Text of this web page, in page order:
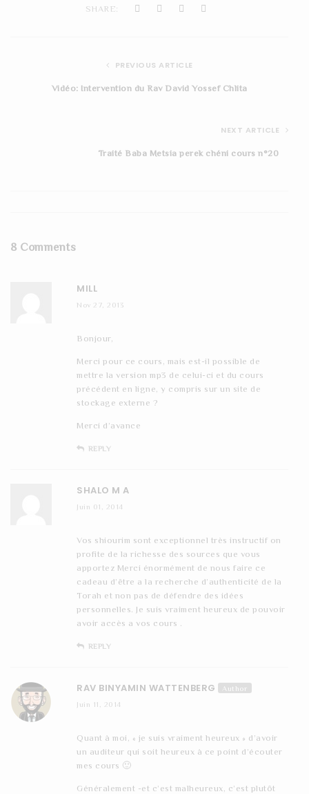
SHARE:
PREVIOUS ARTICLE
Vidéo: Intervention du Rav David Yossef Chlita
NEXT ARTICLE
Traité Baba Metsia perek chéni cours n°20
8 Comments
MILL
Nov 27, 2013
Bonjour,
Merci pour ce cours, mais est-il possible de
mettre la version mp3 de celui-ci et du cours
précédent en ligne, y compris sur un site de
stockage externe ?
Merci d’avance
REPLY
SHALO M A
Juin 01, 2014
Vos shiourim sont exceptionnel très instructif on
profite de la richesse des sources que vous
apportez Merci énormément de nous faire ce
cadeau d’être a la recherche d’authenticité de la
Torah et non pas de défendre des idées
personnelles. Je suis vraiment heureux de pouvoir
avoir accès a vos cours .
REPLY
RAV BINYAMIN WATTENBERG
Author
Juin 11, 2014
Quant à moi, « je suis vraiment heureux » d’avoir
un auditeur qui soit heureux à ce point d’écouter
mes cours 🙂
Généralement -et c’est malheureux, c’est plutôt